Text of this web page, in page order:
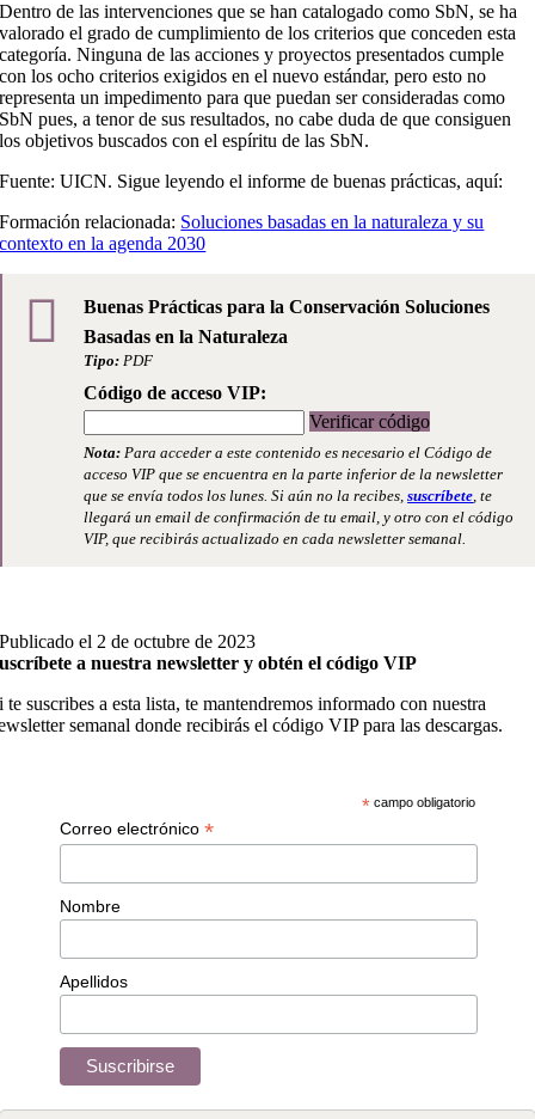
Dentro de las intervenciones que se han catalogado como SbN, se ha
valorado el grado de cumplimiento de los criterios que conceden esta
categoría. Ninguna de las acciones y proyectos presentados cumple
con los ocho criterios exigidos en el nuevo estándar, pero esto no
representa un impedimento para que puedan ser consideradas como
SbN pues, a tenor de sus resultados, no cabe duda de que consiguen
los objetivos buscados con el espíritu de las SbN.
Fuente: UICN. Sigue leyendo el informe de buenas prácticas, aquí:
Formación relacionada: Soluciones basadas en la naturaleza y su
contexto en la agenda 2030
Buenas Prácticas para la Conservación Soluciones
Basadas en la Naturaleza
Tipo: PDF
Código de acceso VIP:
Verificar código
Nota: Para acceder a este contenido es necesario el Código de
acceso VIP que se encuentra en la parte inferior de la newsletter
que se envía todos los lunes. Si aún no la recibes,suscríbete, te
llegará un email de confirmación de tu email, y otro con el código
VIP, que recibirás actualizado en cada newsletter semanal.
Publicado el 2 de octubre de 2023
a nuestra newsletter y obtén el código VIP
te suscribes a esta lista, te mantendremos informado con nuestra
semanal donde recibirás el código VIP para las descargas.
*campo obligatorio
Correo electrónico *
Nombre
Apellidos